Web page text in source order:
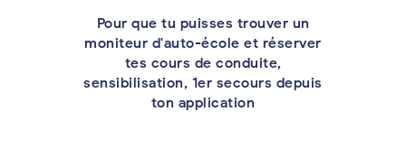
Pour que tu puisses trouver un
moniteur d'auto-école et réserver
tes cours de conduite,
sensibilisation, 1er secours depuis
ton application